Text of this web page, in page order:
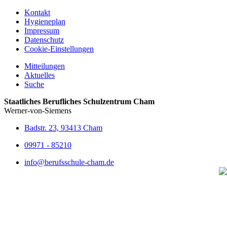
Kontakt
Hygieneplan
Impressum
Datenschutz
Cookie-Einstellungen
Mitteilungen
Aktuelles
Suche
Staatliches Berufliches Schulzentrum Cham
Werner-von-Siemens
Badstr. 23, 93413 Cham
09971 - 85210
info@berufsschule-cham.de